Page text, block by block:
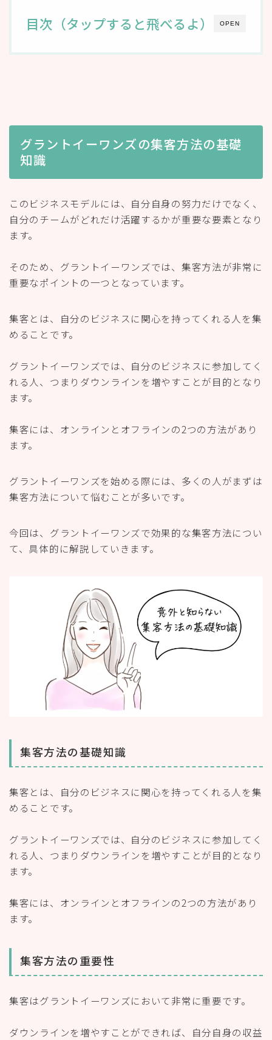
OPEN
目次（タップすると飛べるよ）
グラントイーワンズの集客方法の基礎
知識
このビジネスモデルには、自分自身の努力だけでなく、
自分のチームがどれだけ活躍するかが重要な要素となり
ます。
そのため、グラントイーワンズでは、集客方法が非常に
重要なポイントの一つとなっています。
集客とは、自分のビジネスに関心を持ってくれる人を集
めることです。
グラントイーワンズでは、自分のビジネスに参加してく
れる人、つまりダウンラインを増やすことが目的となり
ます。
集客には、オンラインとオフラインの2つの方法があり
ます。
グラントイーワンズを始める際には、多くの人がまずは
集客方法について悩むことが多いです。
今回は、グラントイーワンズで効果的な集客方法につい
て、具体的に解説していきます。
集客方法の基礎知識
集客とは、自分のビジネスに関心を持ってくれる人を集
めることです。
グラントイーワンズでは、自分のビジネスに参加してく
れる人、つまりダウンラインを増やすことが目的となり
ます。
集客には、オンラインとオフラインの2つの方法があり
ます。
集客方法の重要性
集客はグラントイーワンズにおいて非常に重要です。
ダウンラインを増やすことができれば、自分自身の収益